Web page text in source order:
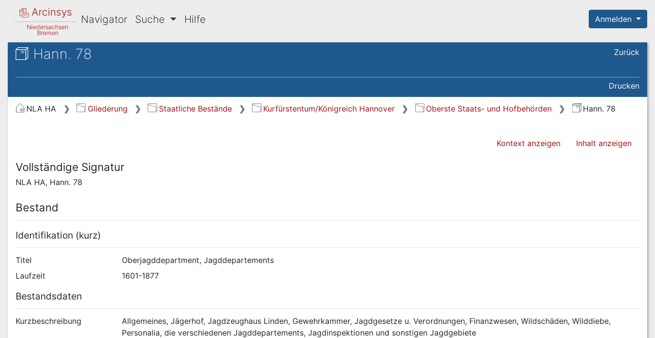
Arcinsys
Niedersachsen
Bremen
Navigator Suche Hilfe Anmelden
Hann. 78 Zurück
Drucken
NLA HA Gliederung Staatliche Bestände Kurfürstentum/Königreich Hannover Oberste Staats- und Hofbehörden Hann. 78
Kontext anzeigen Inhalt anzeigen
Vollständige Signatur
NLA HA, Hann. 78
Bestand
Identifikation (kurz)
Titel
Oberjagddepartment, Jagddepartements
Laufzeit
1601-1877
Bestandsdaten
Kurzbeschreibung
Allgemeines, Jägerhof, Jagdzeughaus Linden, Gewehrkammer, Jagdgesetze u. Verordnungen, Finanzwesen, Wildschäden, Wilddiebe,
Personalia, die verschiedenen Jagddepartements, Jagdinspektionen und sonstigen Jagdgebiete